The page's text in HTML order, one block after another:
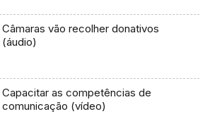
Câmaras vão recolher donativos
(áudio)
Capacitar as competências de
comunicação (vídeo)